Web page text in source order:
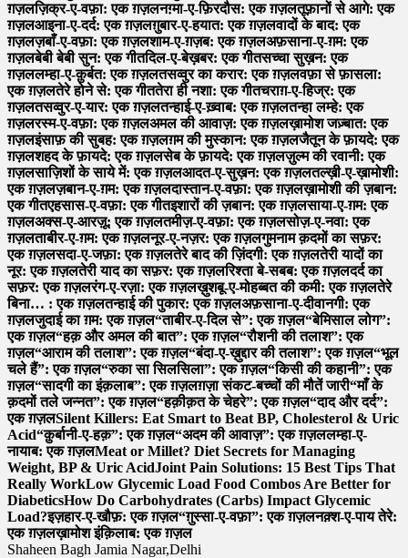
ग़ज़लज़िक्र-ए-वफ़ा: एक ग़ज़लनग़्मा-ए-फ़िरदौस: एक ग़ज़लतूफ़ानों से आगे: एक
ग़ज़लआइना-ए-दर्द: एक ग़ज़लग़ुबार-ए-हयात: एक ग़ज़लवादों के बाद: एक
ग़ज़लज़बाँ-ए-वफ़ा: एक ग़ज़लशाम-ए-ग़ज़ब: एक ग़ज़लअफ़साना-ए-ग़म: एक
ग़ज़लबेबी बेबी सुन: एक गीतदिल-ए-बेख़बर: एक गीतसच्चा सुख़न: एक
ग़ज़ललम्हा-ए-क़ुर्बत: एक ग़ज़लतसव्वुर का करार: एक ग़ज़लवफ़ा से फ़ासला:
एक ग़ज़लतेरे होने से: एक गीततेरा ही नशा: एक गीतचराग़-ए-हिज्र: एक
ग़ज़लतसव्वुर-ए-यार: एक ग़ज़लतन्हाई-ए-ख़्वाब: एक ग़ज़लतन्हा लम्हे: एक
ग़ज़लरस्म-ए-वफ़ा: एक ग़ज़लअमल की आवाज़: एक ग़ज़लख़ामोश जज़्बात: एक
ग़ज़लइंसाफ़ की सुबह: एक ग़ज़लग़म की मुस्कान: एक ग़ज़लजैतून के फ़ायदे: एक
ग़ज़लशहद के फ़ायदे: एक ग़ज़लसेब के फ़ायदे: एक ग़ज़लज़ुल्म की रवानी: एक
ग़ज़लसाज़िशों के साये में: एक ग़ज़लआदत-ए-सुख़न: एक ग़ज़लतल्ख़ी-ए-ख़ामोशी:
एक ग़ज़लज़बान-ए-ग़म: एक ग़ज़लदास्तान-ए-वफ़ा: एक ग़ज़लख़ामोशी की ज़बान:
एक गीतएहसास-ए-वफ़ा: एक गीतइशारों की ज़बान: एक ग़ज़लसाया-ए-ग़म: एक
ग़ज़लअक्स-ए-आरज़ू: एक ग़ज़लतमीज़-ए-वफ़ा: एक ग़ज़लसोज़-ए-नवा: एक
ग़ज़लताबीर-ए-ग़म: एक ग़ज़लनूर-ए-नज़र: एक ग़ज़लगुमनाम क़दमों का सफ़र:
एक ग़ज़लसदा-ए-जफ़ा: एक ग़ज़लतेरे बाद की ज़िंदगी: एक ग़ज़लतेरी यादों का
नूर: एक ग़ज़लतेरी याद का सफ़र: एक ग़ज़लरिश्ता बे-सबब: एक ग़ज़लदर्द का
सफ़र: एक ग़ज़लरंग-ए-रज़ा: एक ग़ज़लख़ुशबू-ए-मोहब्बत की कमी: एक ग़ज़लतेरे
बिना… : एक ग़ज़लतन्हाई की पुकार: एक ग़ज़लअफ़साना-ए-दीवानगी: एक
ग़ज़लजुदाई का ग़म: एक ग़ज़ल“ताबीर-ए-दिल से”: एक ग़ज़ल“बेमिसाल लोग”:
एक ग़ज़ल“हक़ और अमल की बात”: एक ग़ज़ल“रौशनी की तलाश”: एक
ग़ज़ल“आराम की तलाश”: एक ग़ज़ल“बंदा-ए-ख़ुद्दार की तलाश”: एक ग़ज़ल“भूल
चले हैं”: एक ग़ज़ल“रुका सा सिलसिला”: एक ग़ज़ल“किसी की कहानी”: एक
ग़ज़ल“सादगी का इंक़लाब”: एक ग़ज़लग़ज़ा संकट-बच्चों की मौतें जारी“माँ के
क़दमों तले जन्नत”: एक ग़ज़ल“हक़ीक़त के चेहरे”: एक ग़ज़ल“दाद और दर्द”:
एक ग़ज़लSilent Killers: Eat Smart to Beat BP, Cholesterol & Uric
Acid“क़ुर्बानी-ए-हक़”: एक ग़ज़ल“अदम की आवाज़”: एक ग़ज़ललम्हा-ए-
नायाब: एक ग़ज़लMeat or Millet? Diet Secrets for Managing
Weight, BP & Uric AcidJoint Pain Solutions: 15 Best Tips That
Really WorkLow Glycemic Load Food Combos Are Better for
DiabeticsHow Do Carbohydrates (Carbs) Impact Glycemic
Load?इज़हार-ए-खौफ़: एक ग़ज़ल“ग़ुस्सा-ए-वफ़ा”: एक ग़ज़लनक़्श-ए-पाय तेरे:
एक ग़ज़लख़ामोश इंक़िलाब: एक ग़ज़ल
Shaheen Bagh Jamia Nagar,Delhi